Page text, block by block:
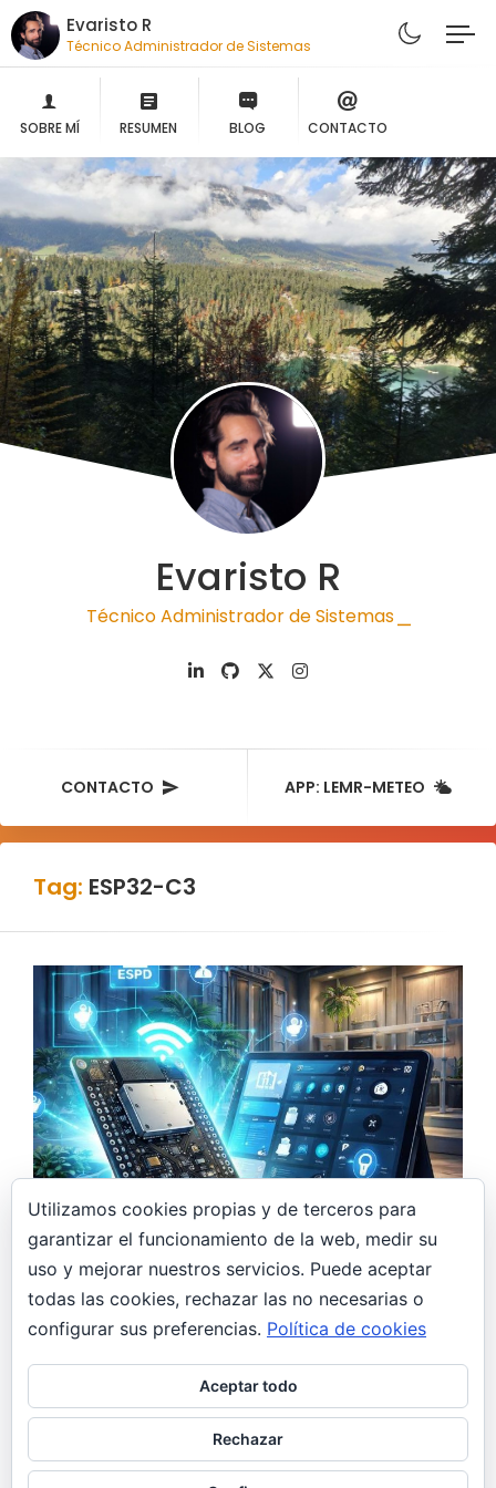
Evaristo R
Técnico Administrador de Sistemas
SOBRE MÍ RESUMEN BLOG CONTACTO
Evaristo R
Técnico Administrador de Sistemas |
CONTACTO APP: LEMR-METEO
Tag: ESP32-C3
7 abril, 2026
Monitor de CO₂ DIY con ESP32 y Home
Assistant: controla la calidad del aire en
casa
De regalo navideño a proyecto DIY Estas
Navidades, mi hermana se pidió un monitor de
CO₂. Yo, hasta ese momento,…
Utilizamos cookies propias y de terceros para
garantizar el funcionamiento de la web, medir su
uso y mejorar nuestros servicios. Puede aceptar
todas las cookies, rechazar las no necesarias o
configurar sus preferencias. Política de cookies
Aceptar todo
Rechazar